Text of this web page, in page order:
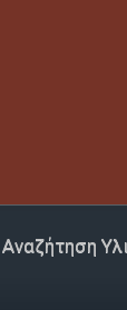
Αναζήτηση